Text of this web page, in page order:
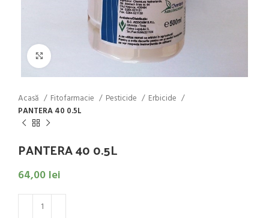
Click to enlarge
Acasă Fitofarmacie Pesticide
Erbicide
PANTERA 40 0.5L
PANTERA 40 0.5L
64,00 lei